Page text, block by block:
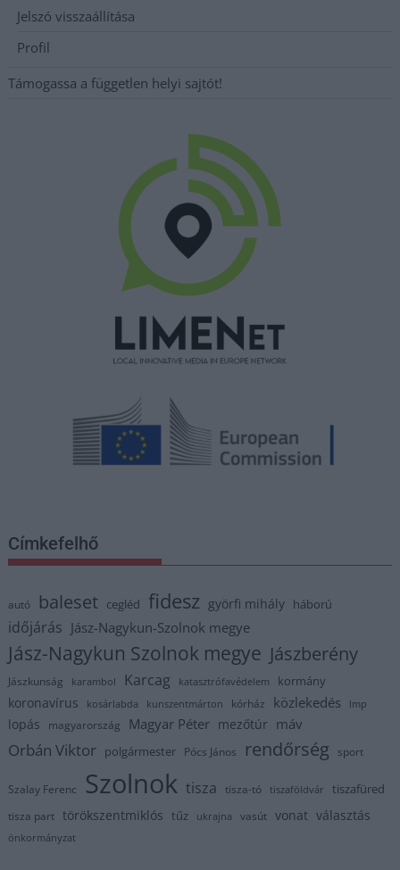
Jelszó visszaállítása
Profil
Támogassa a független helyi sajtót!
Címkefelhő
autó baleset cegléd fidesz györfi mihály háború
időjárás Jász-Nagykun-Szolnok megye
Jász-Nagykun Szolnok megye Jászberény
Jászkunság karambol Karcag katasztrófavédelem kormány
koronavírus kosárlabda kunszentmárton kórház közlekedés lmp
lopás magyarország Magyar Péter mezőtúr máv
Orbán Viktor polgármester Pócs János rendőrség sport
Szalay Ferenc Szolnok tisza tisza-tó tiszaföldvár tiszafüred
tisza part törökszentmiklós tűz ukrajna vasút vonat választás
önkormányzat